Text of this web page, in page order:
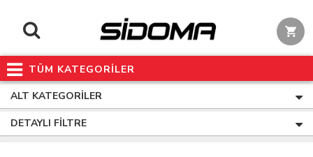
TÜM KATEGORİLER
ALT KATEGORILER
DETAYLI FILTRE